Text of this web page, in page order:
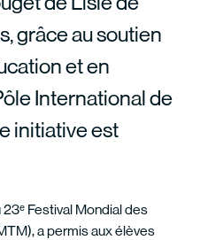
grâce au soutien
et en
International de
initiative est
Festival Mondial des
a permis aux élèves